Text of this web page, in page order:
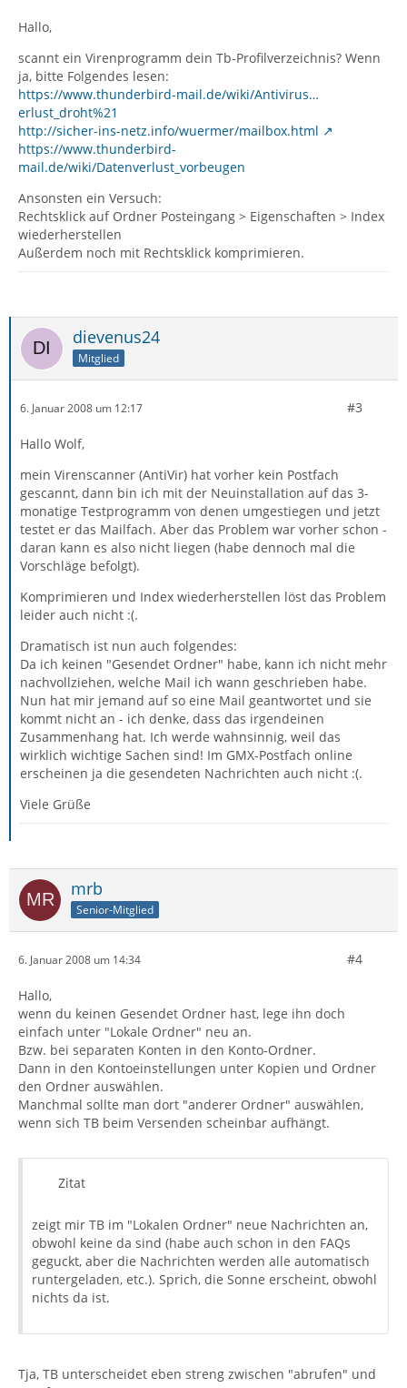
Hallo,
scannt ein Virenprogramm dein Tb-Profilverzeichnis? Wenn
ja, bitte Folgendes lesen:
https://www.thunderbird-mail.de/wiki/Antivirus…
erlust_droht%21
http://sicher-ins-netz.info/wuermer/mailbox.html
https://www.thunderbird-
mail.de/wiki/Datenverlust_vorbeugen
Ansonsten ein Versuch:
Rechtsklick auf Ordner Posteingang > Eigenschaften > Index
wiederherstellen
Außerdem noch mit Rechtsklick komprimieren.
dievenus24
Mitglied
6. Januar 2008 um 12:17 #3
Hallo Wolf,
mein Virenscanner (AntiVir) hat vorher kein Postfach
gescannt, dann bin ich mit der Neuinstallation auf das 3-
monatige Testprogramm von denen umgestiegen und jetzt
testet er das Mailfach. Aber das Problem war vorher schon -
daran kann es also nicht liegen (habe dennoch mal die
Vorschläge befolgt).
Komprimieren und Index wiederherstellen löst das Problem
leider auch nicht :(.
Dramatisch ist nun auch folgendes:
Da ich keinen "Gesendet Ordner" habe, kann ich nicht mehr
nachvollziehen, welche Mail ich wann geschrieben habe.
Nun hat mir jemand auf so eine Mail geantwortet und sie
kommt nicht an - ich denke, dass das irgendeinen
Zusammenhang hat. Ich werde wahnsinnig, weil das
wirklich wichtige Sachen sind! Im GMX-Postfach online
erscheinen ja die gesendeten Nachrichten auch nicht :(.
Viele Grüße
mrb
Senior-Mitglied
6. Januar 2008 um 14:34 #4
Hallo,
wenn du keinen Gesendet Ordner hast, lege ihn doch
einfach unter "Lokale Ordner" neu an.
Bzw. bei separaten Konten in den Konto-Ordner.
Dann in den Kontoeinstellungen unter Kopien und Ordner
den Ordner auswählen.
Manchmal sollte man dort "anderer Ordner" auswählen,
wenn sich TB beim Versenden scheinbar aufhängt.
Zitat
zeigt mir TB im "Lokalen Ordner" neue Nachrichten an,
obwohl keine da sind (habe auch schon in den FAQs
geguckt, aber die Nachrichten werden alle automatisch
runtergeladen, etc.). Sprich, die Sonne erscheint, obwohl
nichts da ist.
Tja, TB unterscheidet eben streng zwischen "abrufen" und